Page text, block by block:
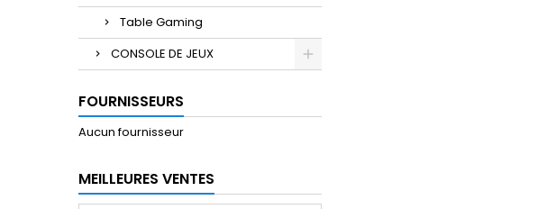
Table Gaming
CONSOLE DE JEUX
FOURNISSEURS
Aucun fournisseur
MEILLEURES VENTES